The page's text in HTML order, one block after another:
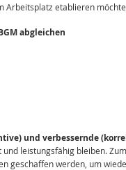
Arbeitsplatz etablieren
abgleichen
und verbessernde
leistungsfähig bleiben.
geschaffen werden, um